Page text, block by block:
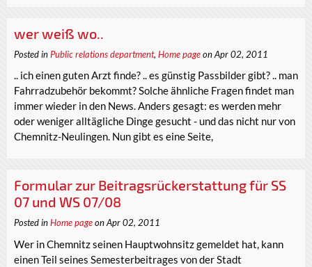
wer weiß wo..
Posted in Public relations department, Home pageon Apr 02, 2011
.. ich einen guten Arzt finde? .. es günstig Passbilder gibt? .. man
Fahrradzubehör bekommt? Solche ähnliche Fragen findet man
immer wieder in den News. Anders gesagt: es werden mehr
oder weniger alltägliche Dinge gesucht - und das nicht nur von
Chemnitz-Neulingen. Nun gibt es eine Seite,
Formular zur Beitragsrückerstattung für SS
07 und WS 07/08
Posted inHome pageon Apr 02, 2011
Wer in Chemnitz seinen Hauptwohnsitz gemeldet hat, kann
einen Teil seines Semesterbeitrages von der Stadt